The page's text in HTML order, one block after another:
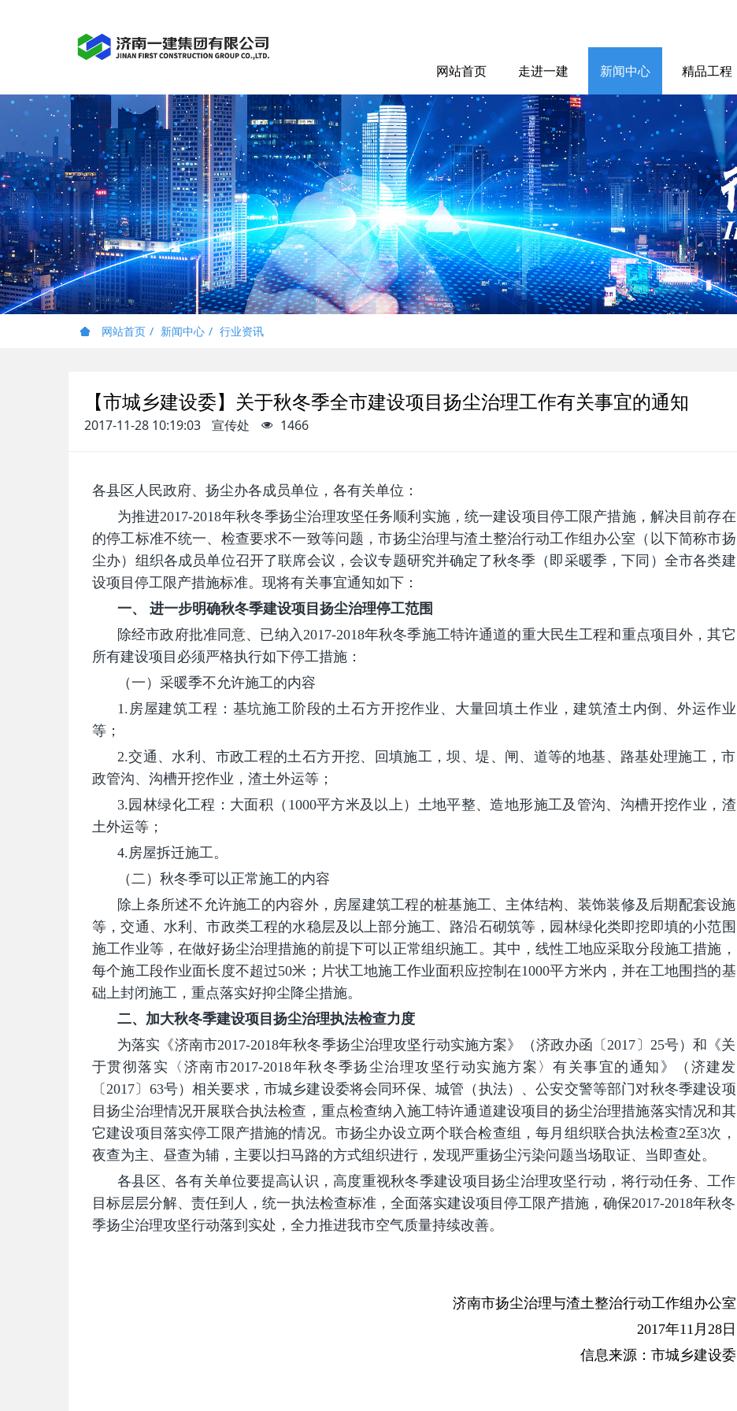
网站首页 走进一建 新闻中心 精品工程
网站首页 新闻中心 行业资讯
【市城乡建设委】关于秋冬季全市建设项目扬尘治理工作有关事宜的通知
2017-11-28 10:19:03 宣传处 1466
各县区人民政府、扬尘办各成员单位，各有关单位：
为推进2017-2018年秋冬季扬尘治理攻坚任务顺利实施，统一建设项目停工限产措施，解决目前存在
的停工标准不统一、检查要求不一致等问题，市扬尘治理与渣土整治行动工作组办公室（以下简称市扬
尘办）组织各成员单位召开了联席会议，会议专题研究并确定了秋冬季（即采暖季，下同）全市各类建
设项目停工限产措施标准。现将有关事宜通知如下：
一、 进一步明确秋冬季建设项目扬尘治理停工范围
除经市政府批准同意、已纳入2017-2018年秋冬季施工特许通道的重大民生工程和重点项目外，其它
所有建设项目必须严格执行如下停工措施：
（一）采暖季不允许施工的内容
1.房屋建筑工程：基坑施工阶段的土石方开挖作业、大量回填土作业，建筑渣土内倒、外运作业
等；
2.交通、水利、市政工程的土石方开挖、回填施工，坝、堤、闸、道等的地基、路基处理施工，市
政管沟、沟槽开挖作业，渣土外运等；
3.园林绿化工程：大面积（1000平方米及以上）土地平整、造地形施工及管沟、沟槽开挖作业，渣
土外运等；
4.房屋拆迁施工。
（二）秋冬季可以正常施工的内容
除上条所述不允许施工的内容外，房屋建筑工程的桩基施工、主体结构、装饰装修及后期配套设施
等，交通、水利、市政类工程的水稳层及以上部分施工、路沿石砌筑等，园林绿化类即挖即填的小范围
施工作业等，在做好扬尘治理措施的前提下可以正常组织施工。其中，线性工地应采取分段施工措施，
每个施工段作业面长度不超过50米；片状工地施工作业面积应控制在1000平方米内，并在工地围挡的基
础上封闭施工，重点落实好抑尘降尘措施。
二、加大秋冬季建设项目扬尘治理执法检查力度
为落实《济南市2017-2018年秋冬季扬尘治理攻坚行动实施方案》（济政办函〔2017〕25号）和《关
于贯彻落实〈济南市2017-2018年秋冬季扬尘治理攻坚行动实施方案〉有关事宜的通知》（济建发
〔2017〕63号）相关要求，市城乡建设委将会同环保、城管（执法）、公安交警等部门对秋冬季建设项
目扬尘治理情况开展联合执法检查，重点检查纳入施工特许通道建设项目的扬尘治理措施落实情况和其
它建设项目落实停工限产措施的情况。市扬尘办设立两个联合检查组，每月组织联合执法检查2至3次，
夜查为主、昼查为辅，主要以扫马路的方式组织进行，发现严重扬尘污染问题当场取证、当即查处。
各县区、各有关单位要提高认识，高度重视秋冬季建设项目扬尘治理攻坚行动，将行动任务、工作
目标层层分解、责任到人，统一执法检查标准，全面落实建设项目停工限产措施，确保2017-2018年秋冬
季扬尘治理攻坚行动落到实处，全力推进我市空气质量持续改善。
济南市扬尘治理与渣土整治行动工作组办公室
2017年11月28日
信息来源：市城乡建设委